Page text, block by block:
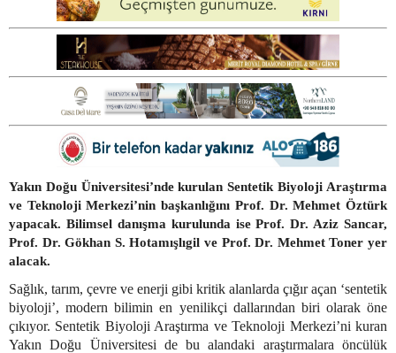
Yakın Doğu Üniversitesi’nde kurulan Sentetik Biyoloji Araştırma
ve Teknoloji Merkezi’nin başkanlığını Prof. Dr. Mehmet Öztürk
yapacak. Bilimsel danışma kurulunda ise Prof. Dr. Aziz Sancar,
Prof. Dr. Gökhan S. Hotamışlıgil ve Prof. Dr. Mehmet Toner yer
alacak.
Sağlık, tarım, çevre ve enerji gibi kritik alanlarda çığır açan ‘sentetik
biyoloji’, modern bilimin en yenilikçi dallarından biri olarak öne
çıkıyor. Sentetik Biyoloji Araştırma ve Teknoloji Merkezi’ni kuran
Yakın Doğu Üniversitesi de bu alandaki araştırmalara öncülük